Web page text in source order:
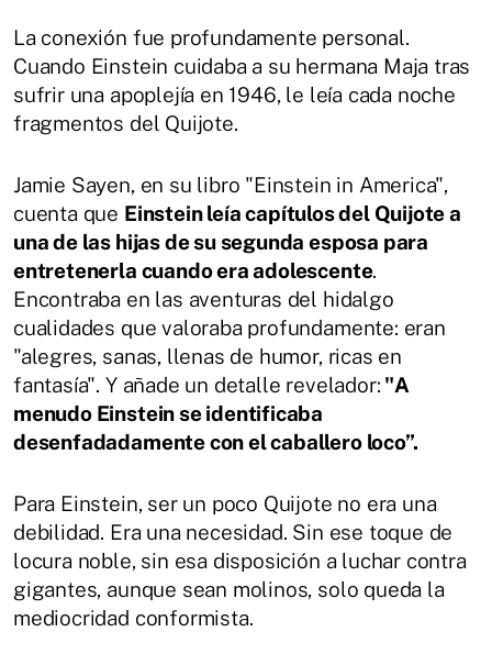
La conexión fue profundamente personal.
Cuando Einstein cuidaba a su hermana Maja tras
sufrir una apoplejía en 1946, le leía cada noche
fragmentos del Quijote.
Jamie Sayen, en su libro "Einstein in America",
cuenta que Einstein leía capítulos del Quijote a
una de las hijas de su segunda esposa para
entretenerla cuando era adolescente.
Encontraba en las aventuras del hidalgo
cualidades que valoraba profundamente: eran
"alegres, sanas, llenas de humor, ricas en
fantasía". Y añade un detalle revelador: "A
menudo Einstein se identificaba
desenfadadamente con el caballero loco”.
Para Einstein, ser un poco Quijote no era una
debilidad. Era una necesidad. Sin ese toque de
locura noble, sin esa disposición a luchar contra
gigantes, aunque sean molinos, solo queda la
mediocridad conformista.